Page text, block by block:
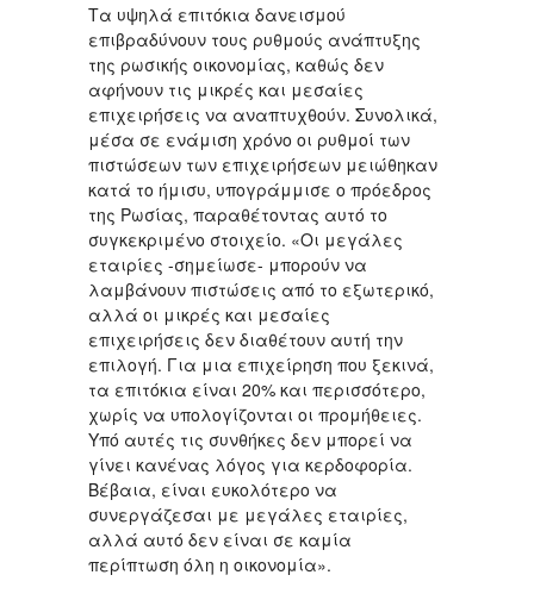
Τα υψηλά επιτόκια δανεισμού
επιβραδύνουν τους ρυθμούς ανάπτυξης
της ρωσικής οικονομίας, καθώς δεν
αφήνουν τις μικρές και μεσαίες
επιχειρήσεις να αναπτυχθούν. Συνολικά,
μέσα σε ενάμιση χρόνο οι ρυθμοί των
πιστώσεων των επιχειρήσεων μειώθηκαν
κατά το ήμισυ, υπογράμμισε ο πρόεδρος
της Ρωσίας, παραθέτοντας αυτό το
συγκεκριμένο στοιχείο. «Οι μεγάλες
εταιρίες -σημείωσε- μπορούν να
λαμβάνουν πιστώσεις από το εξωτερικό,
αλλά οι μικρές και μεσαίες
επιχειρήσεις δεν διαθέτουν αυτή την
επιλογή. Για μια επιχείρηση που ξεκινά,
τα επιτόκια είναι 20% και περισσότερο,
χωρίς να υπολογίζονται οι προμήθειες.
Υπό αυτές τις συνθήκες δεν μπορεί να
γίνει κανένας λόγος για κερδοφορία.
Βέβαια, είναι ευκολότερο να
συνεργάζεσαι με μεγάλες εταιρίες,
αλλά αυτό δεν είναι σε καμία
περίπτωση όλη η οικονομία».